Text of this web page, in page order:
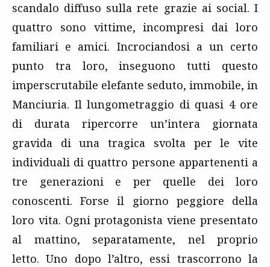
scandalo diffuso sulla rete grazie ai social. I
quattro sono vittime, incompresi dai loro
familiari e amici. Incrociandosi a un certo
punto tra loro, inseguono tutti questo
imperscrutabile elefante seduto, immobile, in
Manciuria. Il lungometraggio di quasi 4 ore
di durata ripercorre un’intera giornata
gravida di una tragica svolta per le vite
individuali di quattro persone appartenenti a
tre generazioni e per quelle dei loro
conoscenti. Forse il giorno peggiore della
loro vita. Ogni protagonista viene presentato
al mattino, separatamente, nel proprio
letto. Uno dopo l’altro, essi trascorrono la